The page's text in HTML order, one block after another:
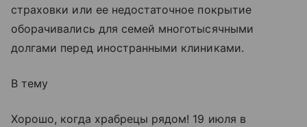
страховки или ее недостаточное покрытие
оборачивались для семей многотысячными
долгами перед иностранными клиниками.
В тему
Хорошо, когда храбрецы рядом! 19 июля в